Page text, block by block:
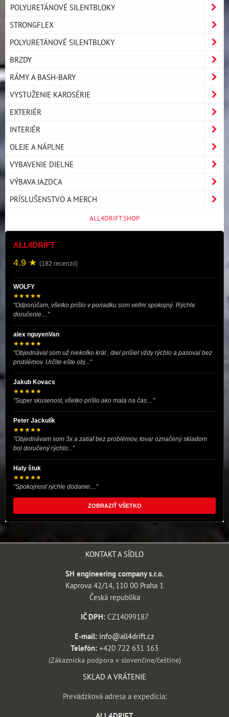
POLYURETÁNOVÉ SILENTBLOKY
STRONGFLEX
POLYURETÁNOVÉ SILENTBLOKY
BRZDY
RÁMY A BASH-BARY
VYSTUŽENIE KAROSÉRIE
EXTERIÉR
INTERIÉR
OLEJE A NÁPLNE
VYBAVENIE DIELNE
VÝBAVA JAZDCA
PRÍSLUŠENSTVO A MERCH
ALL4DRIFT.SHOP
ALL4DRIFT
4.9 ★ (182 recenzií)
WOLFY
★★★★★
"Odporúčam, všetko prišlo v poriadku som veľmi spokojný. Rýchle
doručenie...."
alex nguyenVan
★★★★★
"Objednával som už niekoľko krát , diel prišiel vždy rýchlo a pasoval bez
problémov. Určite ešte obj..."
Jakub Kovacs
★★★★★
"Super skusenost, všetko prišlo ako mala na čas...."
Peter Jackulík
★★★★★
"Objednávam som 3x a zatiaľ bez problémov, tovar označený skladom
bol doručený rýchlo..."
Haly štuk
★★★★★
"Spokojnosť rýchle dodanie...."
ZOBRAZIŤ VŠETKO
KONTAKT A SÍDLO
SH engineering company s.r.o.
Kaprova 42/14, 110 00 Praha 1
Česká republika
IČ DPH:CZ14099187
E-mail: info@all4drift.cz
Telefón: +420 722 631 163
(Zákaznícka podpora v slovenčine/češtine)
SKLAD A VRÁTENIE
Prevádzková adresa a expedícia: